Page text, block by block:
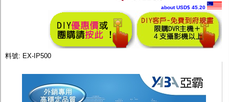
AHD DVR數位錄放影機
AHD半球型(適用屋內)
AHD中小型紅外線攝影機(適用騎樓、室內外)
AHD防護罩型攝影機(適用屋外，紅外線照射
距離遠）
傳統高解析攝影機
鏡頭
about USD$ 45.20
料號: EX-IP500